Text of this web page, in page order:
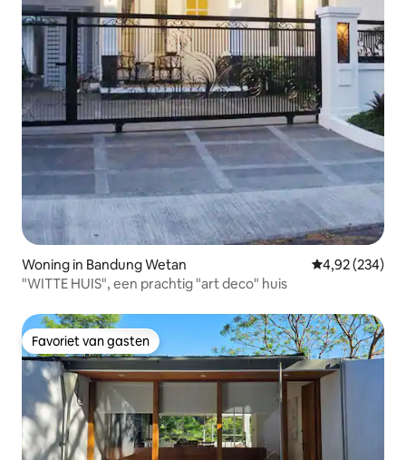
Woning in Bandung Wetan Gemiddelde
4,92 (234)
"WITTE HUIS", een prachtig "art deco" huis
Favoriet van gasten
Favoriet van gasten